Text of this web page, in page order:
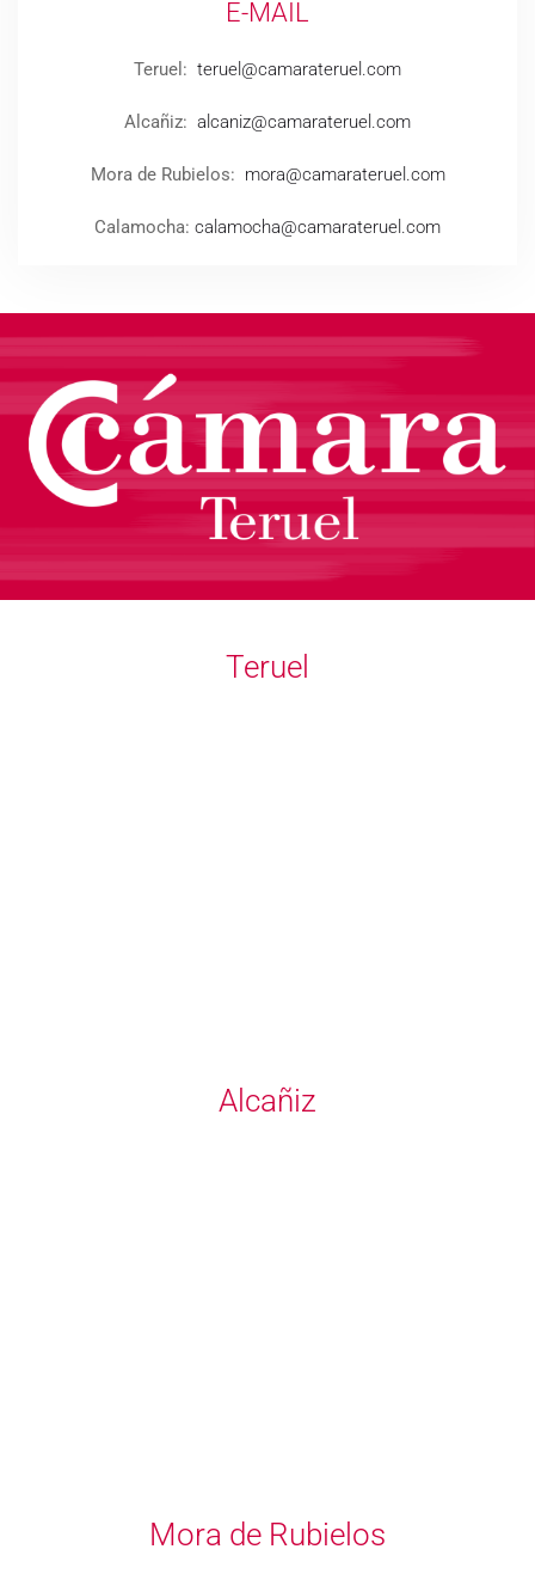
E-MAIL
Teruel: teruel@camarateruel.com
Alcañiz: alcaniz@camarateruel.com
Mora de Rubielos: mora@camarateruel.com
Calamocha: calamocha@camarateruel.com
Teruel
Alcañiz
Mora de Rubielos